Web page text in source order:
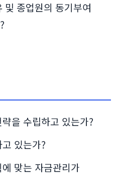
및 종업원의 동기부여
을 수립하고 있는가?
있는가?
맞는 자금관리가